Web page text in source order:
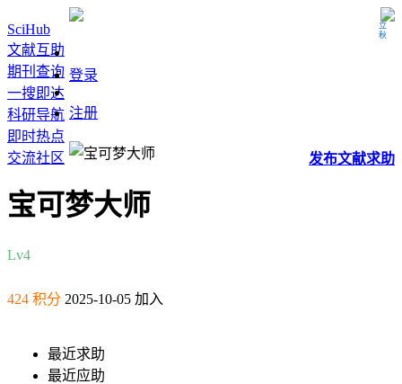
立秋
SciHub
文献互助
期刊查询
一搜即达
科研导航
即时热点
交流社区
登录
注册
发布文献求助
宝可梦大师
Lv4
424 积分 2025-10-05 加入
最近求助
最近应助